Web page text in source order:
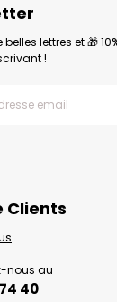
belles lettres et 🎁
!
Clients
nous au
40